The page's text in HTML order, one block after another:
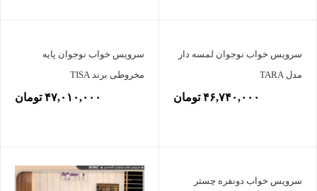
سرویس خواب نوجوان لمسه دار
مدل TARA
۴۶,۷۴۰,۰۰۰ تومان
سرویس خواب نوجوان پایه
مخروطی برند TISA
۴۷,۰۱۰,۰۰۰ تومان
سرویس خواب دونفره چستر